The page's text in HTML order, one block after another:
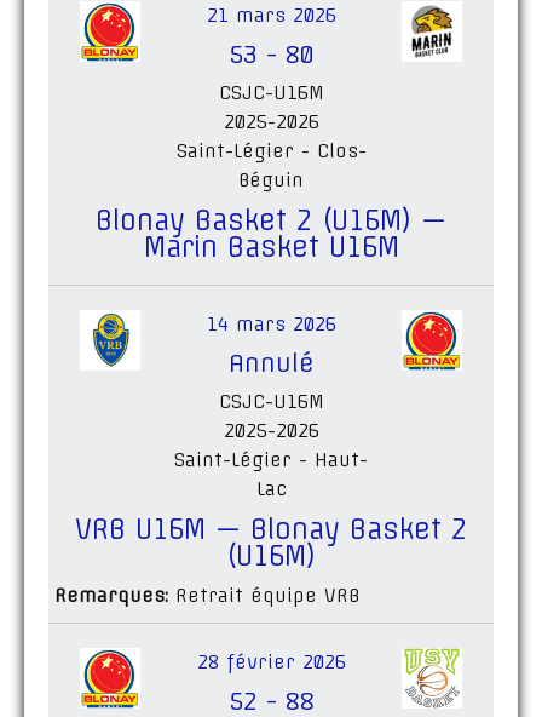
21 mars 2026
53 - 80
CSJC-U16M
2025-2026
Saint-Légier - Clos-
Béguin
Blonay Basket 2 (U16M) —
Marin Basket U16M
14 mars 2026
Annulé
CSJC-U16M
2025-2026
Saint-Légier - Haut-
Lac
VRB U16M — Blonay Basket 2
(U16M)
Remarques: Retrait équipe VRB
28 février 2026
52 - 88